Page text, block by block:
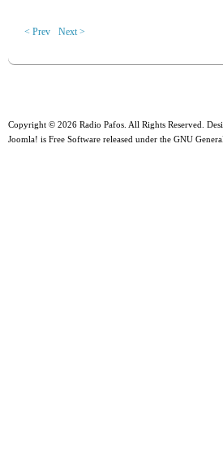
< Prev Next >
Copyright © 2026 Radio Pafos. All Rights Reserved.
Joomla! is Free Software released under the GNU